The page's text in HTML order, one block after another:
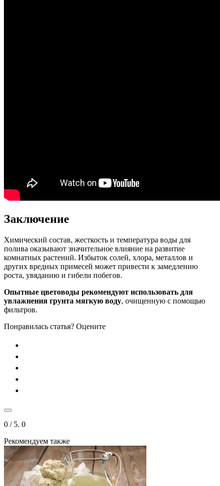
Заключение
Химический состав, жесткость и температура воды для
полива оказывают значительное влияние на развитие
комнатных растений. Избыток солей, хлора, металлов и
других вредных примесей может привести к замедлению
роста, увяданию и гибели побегов.
Опытные цветоводы рекомендуют использовать для
увлажнения грунта мягкую воду, очищенную с помощью
фильтров.
Понравилась статья? Оцените
0 / 5. 0
Рекомендуем также